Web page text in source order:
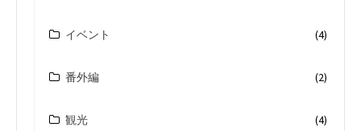
イベント (4)
番外編 (2)
観光 (4)